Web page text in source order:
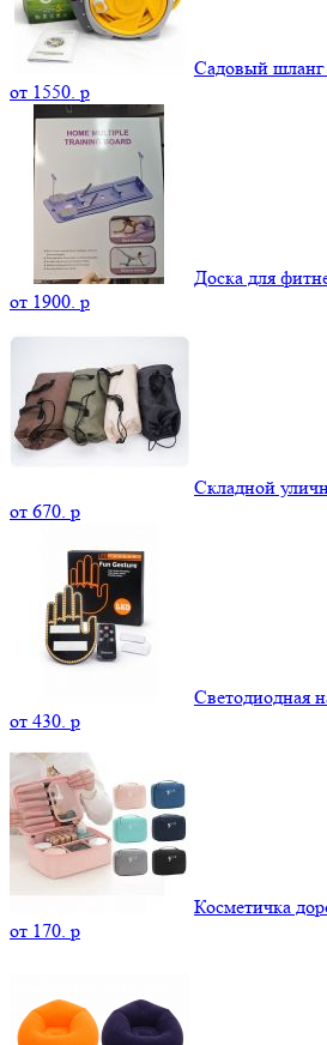
Садовый шланг
от 1550. p
Доска для
от 1900. p
Складной
от 670. p
Светодиодная
от 430. p
Косметичка
от 170. p